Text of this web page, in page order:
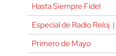
Hasta Siempre Fidel
Especial de Radio
Primero de Mayo